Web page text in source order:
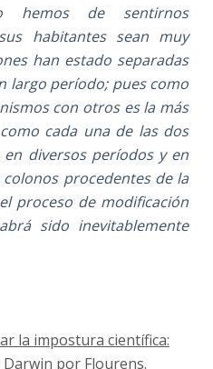
hemos de sentirnos
habitantes sean muy
han estado separadas
largo período; pues como
con otros es la más
cada una de las dos
diversos períodos y en
procedentes de la
proceso de modificación
sido inevitablemente
la impostura científica:
por Flourens.